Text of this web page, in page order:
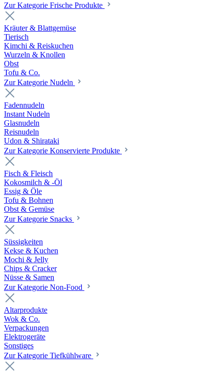
Zur Kategorie Frische Produkte
Kräuter & Blattgemüse
Tierisch
Kimchi & Reiskuchen
Wurzeln & Knollen
Obst
Tofu & Co.
Zur Kategorie Nudeln
Fadennudeln
Instant Nudeln
Glasnudeln
Reisnudeln
Udon & Shirataki
Zur Kategorie Konservierte Produkte
Fisch & Fleisch
Kokosmilch & -Öl
Essig & Öle
Tofu & Bohnen
Obst & Gemüse
Zur Kategorie Snacks
Süssigkeiten
Kekse & Kuchen
Mochi & Jelly
Chips & Cracker
Nüsse & Samen
Zur Kategorie Non-Food
Altarprodukte
Wok & Co.
Verpackungen
Elektrogeräte
Sonstiges
Zur Kategorie Tiefkühlware